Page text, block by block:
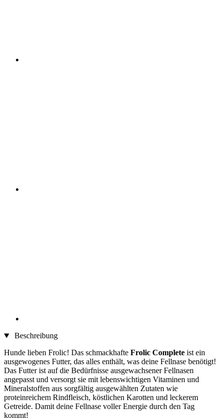
Beschreibung
Hunde lieben Frolic! Das schmackhafte Frolic Complete ist ein
ausgewogenes Futter, das alles enthält, was deine Fellnase benötigt!
Das Futter ist auf die Bedürfnisse ausgewachsener Fellnasen
angepasst und versorgt sie mit lebenswichtigen Vitaminen und
Mineralstoffen aus sorgfältig ausgewählten Zutaten wie
proteinreichem Rindfleisch, köstlichen Karotten und leckerem
Getreide. Damit deine Fellnase voller Energie durch den Tag
kommt!